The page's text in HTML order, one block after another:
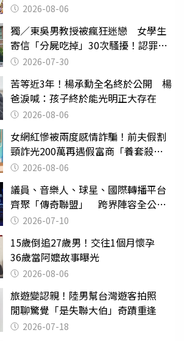
2026-08-06
獨／東吳男教授被瘋狂迷戀 女學生
寄信「分屍吃掉」30次騷擾！認罪免
關 2026-07-30
苦等近3年！楊承勳全名終於公開 楊
爸淚喊：孩子終於能光明正大存在
2026-08-06
女網紅慘被兩度感情詐騙！前夫假割
頸詐光200萬再遇假富商「養套殺
2000萬」
2026-08-06
議員、音樂人、球星、國際轉播平台
齊聚「傳奇聯盟」 跨界陣容全公
開 劍指亞洲新傳奇聯賽
2026-07-10
15歲倒追27歲男！交往1個月懷孕
36歲當阿嬤故事曝光
2026-08-06
旅遊變認親！陸男幫台灣遊客拍照
閒聊驚覺「是失聯大伯」奇蹟重逢
2026-07-18